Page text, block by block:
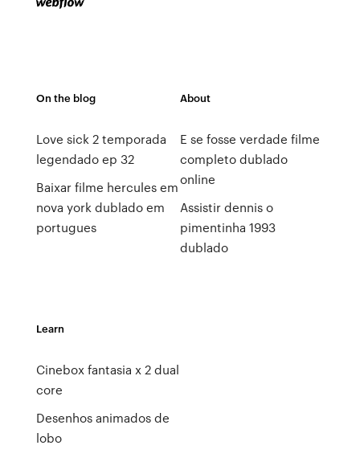
On the blog
Love sick 2 temporada
legendado ep 32
Baixar filme hercules em
nova york dublado em
portugues
About
E se fosse verdade filme
completo dublado
online
Assistir dennis o
pimentinha 1993
dublado
Learn
Cinebox fantasia x 2 dual
core
Desenhos animados de
lobo